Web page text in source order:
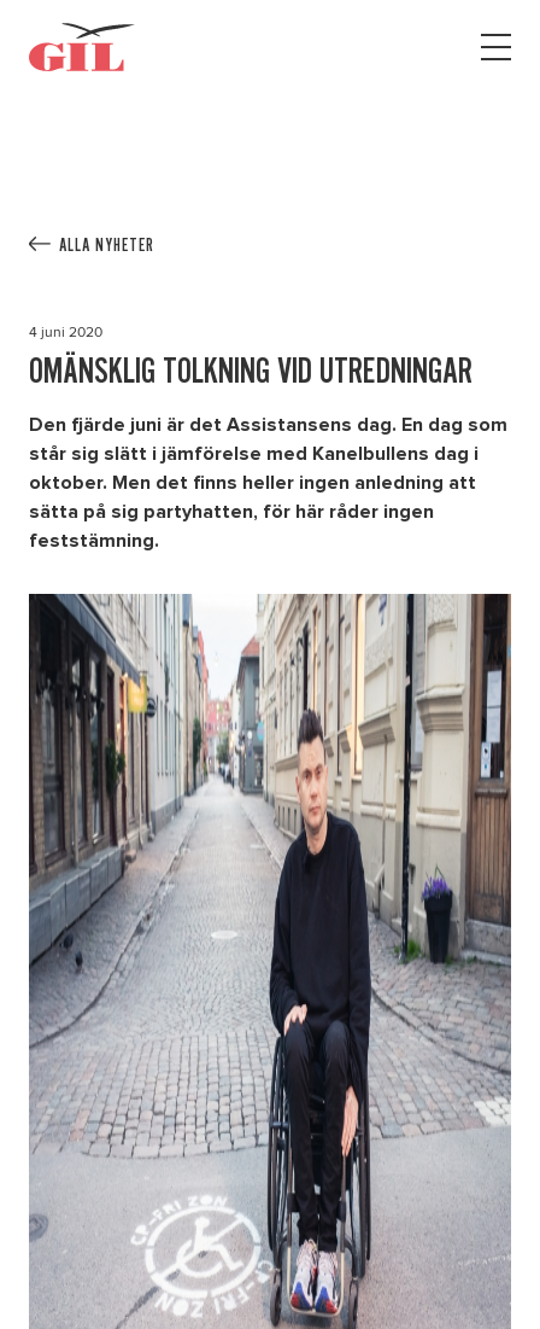
Open
Jobb
Min sida
Kampanjer
Om oss
Nyheter
Ordlista
FAQ
ALLA NYHETER
4 juni 2020
OMÄNSKLIG TOLKNING VID UTREDNINGAR
Den fjärde juni är det Assistansens dag. En dag som
står sig slätt i jämförelse med Kanelbullens dag i
oktober. Men det finns heller ingen anledning att
sätta på sig partyhatten, för här råder ingen
feststämning.